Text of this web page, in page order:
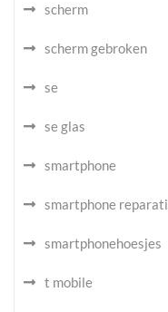
scherm
scherm gebroken
se
se glas
smartphone
smartphone
smartphonehoesjes
t mobile